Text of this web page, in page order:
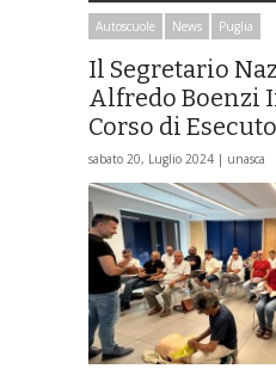
Autoscuole News Puglia
Il Segretario
Alfredo Boenzi
Corso di
sabato 20, Luglio 2024 | unasca